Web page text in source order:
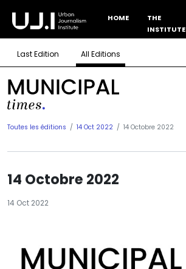
HOME
THE
INSTITUTE
Last Edition All Editions
Toutes les éditions 14 Oct 2022 14 Octobre 2022
14 Octobre 2022
14 Oct 2022